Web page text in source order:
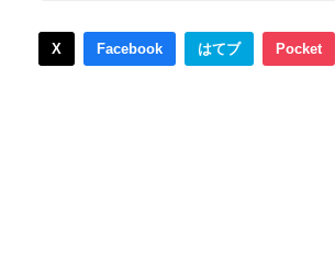
X Facebook はてブ Pocket